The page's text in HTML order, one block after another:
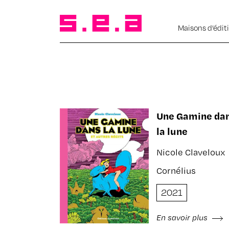
Maisons
Une Gamine
la lune
Nicole Claveloux
Cornélius
2021
En savoir plus